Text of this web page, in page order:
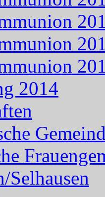
2014
Selhausen